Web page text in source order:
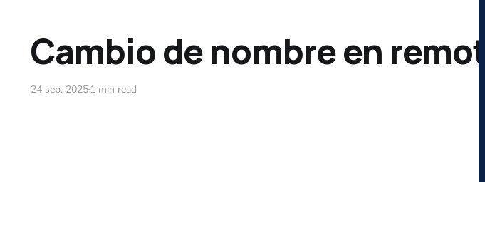
Cambio de nombre en remoto
24 sep. 2025 1 min read